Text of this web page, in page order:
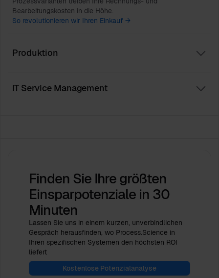
Bearbeitungskosten in die Höhe.
So revolutionieren wir Ihren Einkauf →
Produktion
IT Service Management
Finden Sie Ihre größten
Einsparpotenziale in 30
Minuten
Lassen Sie uns in einem kurzen, unverbindlichen
Gespräch herausfinden, wo Process.Science in
Ihren spezifischen Systemen den höchsten ROI
liefert
Kostenlose Potenzialanalyse